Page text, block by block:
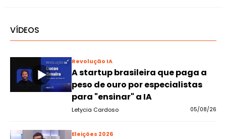
VÍDEOS
Revolução IA
A startup brasileira que paga a
peso de ouro por especialistas
para "ensinar" a IA
Letycia Cardoso 05/08/26
Eleições 2026